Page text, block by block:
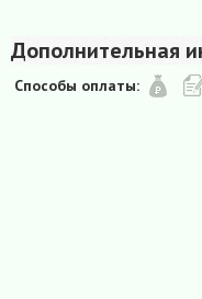
Дополнительная
Способы оплаты: